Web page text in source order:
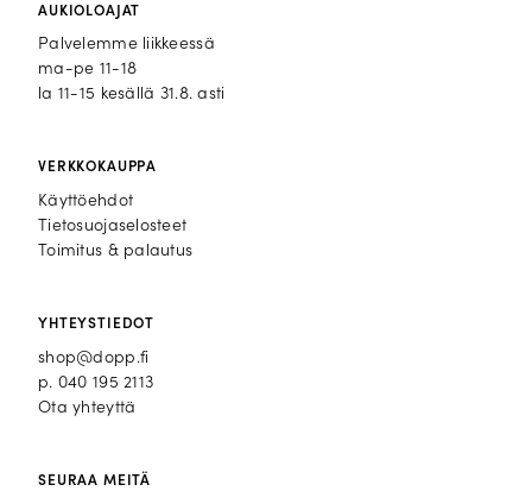
AUKIOLOAJAT
Palvelemme liikkeessä
ma-pe 11-18
la 11-15 kesällä 31.8. asti
VERKKOKAUPPA
Käyttöehdot
Tietosuojaselosteet
Toimitus & palautus
YHTEYSTIEDOT
shop@dopp.fi
p. 040 195 2113
Ota yhteyttä
SEURAA MEITÄ